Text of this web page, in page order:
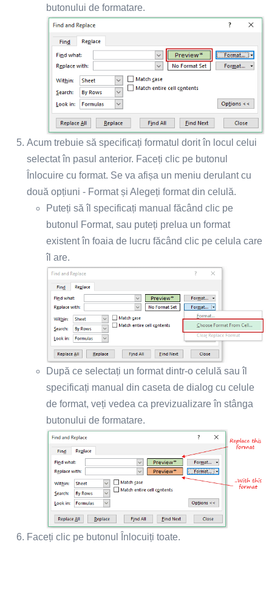
butonului de formatare.
Acum trebuie să specificați formatul dorit în locul celui
selectat în pasul anterior. Faceți clic pe butonul
Înlocuire cu format. Se va afișa un meniu derulant cu
două opțiuni - Format și Alegeți format din celulă.
Puteți să îl specificați manual făcând clic pe
butonul Format, sau puteți prelua un format
existent în foaia de lucru făcând clic pe celula care
îl are.
După ce selectați un format dintr-o celulă sau îl
specificați manual din caseta de dialog cu celule
de format, veți vedea ca previzualizare în stânga
butonului de formatare.
Faceți clic pe butonul Înlocuiți toate.